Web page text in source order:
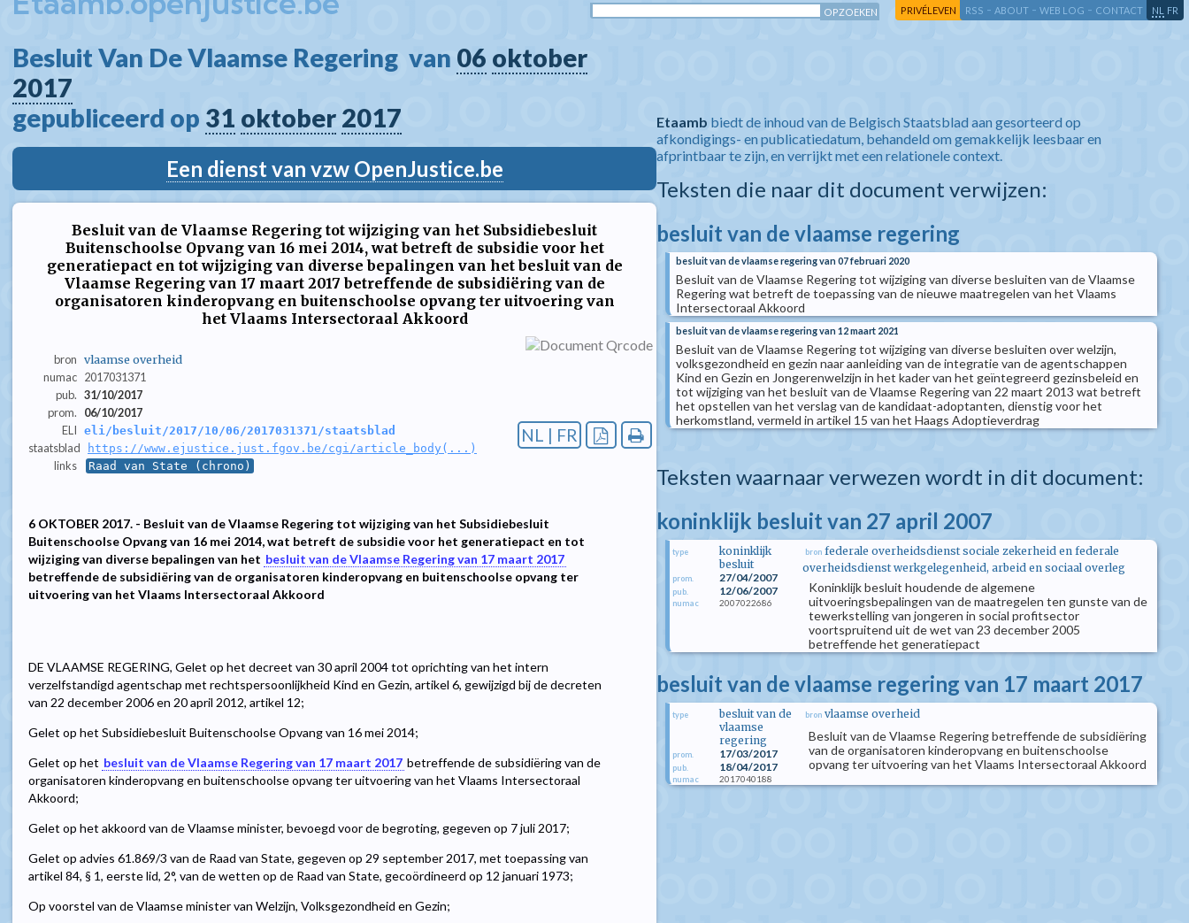
PRIVÉLEVEN RSS - ABOUT - WEB LOG - CONTACT NL FR
Besluit Van De Vlaamse Regering  van 06 oktober
2017
gepubliceerd op 31 oktober 2017
Een dienst van vzw OpenJustice.be
Besluit van de Vlaamse Regering tot wijziging van het Subsidiebesluit
Buitenschoolse Opvang van 16 mei 2014, wat betreft de subsidie voor het
generatiepact en tot wijziging van diverse bepalingen van het besluit van de
Vlaamse Regering van 17 maart 2017 betreffende de subsidiëring van de
organisatoren kinderopvang en buitenschoolse opvang ter uitvoering van
het Vlaams Intersectoraal Akkoord
bron vlaamse overheid
numac 2017031371
pub. 31/10/2017
prom.
06/10/2017
ELI eli/besluit/2017/10/06/2017031371/staatsblad
staatsblad https://www.ejustice.just.fgov.be/cgi/article_body(...)
links Raad van State (chrono)
NL | FR
6 OKTOBER 2017. - Besluit van de Vlaamse Regering tot wijziging van het Subsidiebesluit
Buitenschoolse Opvang van 16 mei 2014, wat betreft de subsidie voor het generatiepact en tot
wijziging van diverse bepalingen van het besluit van de Vlaamse Regering van 17 maart 2017
betreffende de subsidiëring van de organisatoren kinderopvang en buitenschoolse opvang ter
uitvoering van het Vlaams Intersectoraal Akkoord
DE VLAAMSE REGERING, Gelet op het decreet van 30 april 2004 tot oprichting van het intern
verzelfstandigd agentschap met rechtspersoonlijkheid Kind en Gezin, artikel 6, gewijzigd bij de decreten
van 22 december 2006 en 20 april 2012, artikel 12;
Gelet op het Subsidiebesluit Buitenschoolse Opvang van 16 mei 2014;
Gelet op het besluit van de Vlaamse Regering van 17 maart 2017 betreffende de subsidiëring van de
organisatoren kinderopvang en buitenschoolse opvang ter uitvoering van het Vlaams Intersectoraal
Akkoord;
Gelet op het akkoord van de Vlaamse minister, bevoegd voor de begroting, gegeven op 7 juli 2017;
Gelet op advies 61.869/3 van de Raad van State, gegeven op 29 september 2017, met toepassing van
artikel 84, § 1, eerste lid, 2°, van de wetten op de Raad van State, gecoördineerd op 12 januari 1973;
Op voorstel van de Vlaamse minister van Welzijn, Volksgezondheid en Gezin;
Etaamb biedt de inhoud van de Belgisch Staatsblad aan gesorteerd op
afkondigings- en publicatiedatum, behandeld om gemakkelijk leesbaar en
afprintbaar te zijn, en verrijkt met een relationele context.
Teksten die naar dit document verwijzen:
besluit van de vlaamse regering
besluit van de vlaamse regering van 07 februari 2020
Besluit van de Vlaamse Regering tot wijziging van diverse besluiten van de Vlaamse
Regering wat betreft de toepassing van de nieuwe maatregelen van het Vlaams
Intersectoraal Akkoord
besluit van de vlaamse regering van 12 maart 2021
Besluit van de Vlaamse Regering tot wijziging van diverse besluiten over welzijn,
volksgezondheid en gezin naar aanleiding van de integratie van de agentschappen
Kind en Gezin en Jongerenwelzijn in het kader van het geïntegreerd gezinsbeleid en
tot wijziging van het besluit van de Vlaamse Regering van 22 maart 2013 wat betreft
het opstellen van het verslag van de kandidaat-adoptanten, dienstig voor het
herkomstland, vermeld in artikel 15 van het Haags Adoptieverdrag
Teksten waarnaar verwezen wordt in dit document:
koninklijk besluit van 27 april 2007
type
koninklijk
besluit
prom. 27/04/2007
pub. 12/06/2007
numac 2007022686
bron federale overheidsdienst sociale zekerheid en federale
overheidsdienst werkgelegenheid, arbeid en sociaal overleg
Koninklijk besluit houdende de algemene
uitvoeringsbepalingen van de maatregelen ten gunste van de
tewerkstelling van jongeren in social profitsector
voortspruitend uit de wet van 23 december 2005
betreffende het generatiepact
besluit van de vlaamse regering van 17 maart 2017
type
besluit van de
vlaamse
regering
prom. 17/03/2017
pub. 18/04/2017
numac 2017040188
bron vlaamse overheid
Besluit van de Vlaamse Regering betreffende de subsidiëring
van de organisatoren kinderopvang en buitenschoolse
opvang ter uitvoering van het Vlaams Intersectoraal Akkoord